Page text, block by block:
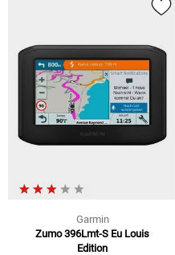
Garmin
Zumo 396Lmt-S Eu Louis
Edition